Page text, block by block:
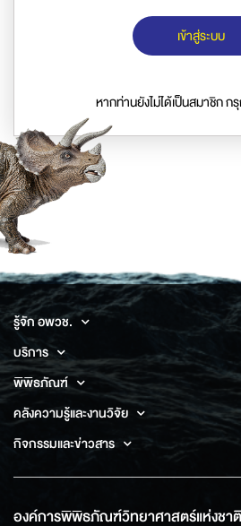
เข้าสู่ระบบ
หากท่านยังไม่ได้เป็นสมาชิก ก
รู้จัก อพวช.
บริการ
พิพิธภัณฑ์
คลังความรู้และงานวิจัย
กิจกรรมและข่าวสาร
องค์การพิพิธภัณฑ์วิทยาศาสตร์แห่งชาติ